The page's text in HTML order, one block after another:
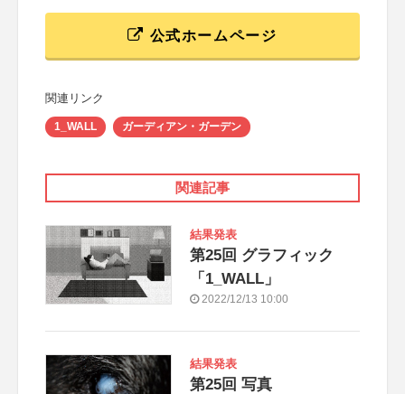
公式ホームページ
関連リンク
1_WALL ガーディアン・ガーデン
関連記事
結果発表
第25回 グラフィック
「1_WALL」
2022/12/13 10:00
結果発表
第25回 写真